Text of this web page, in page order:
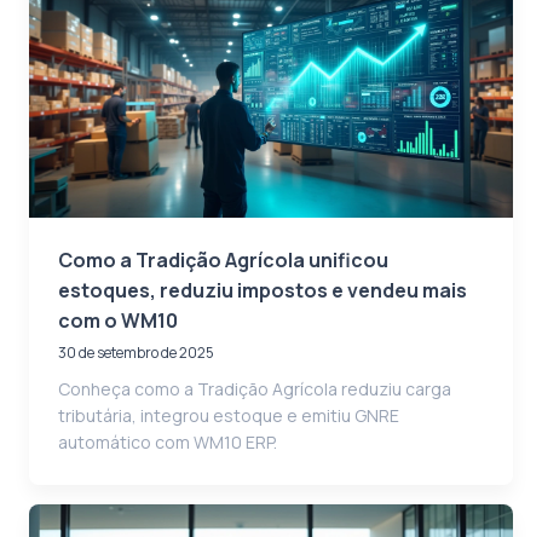
Como a Tradição Agrícola unificou
estoques, reduziu impostos e vendeu mais
com o WM10
30 de setembro de 2025
Conheça como a Tradição Agrícola reduziu carga
tributária, integrou estoque e emitiu GNRE
automático com WM10 ERP.